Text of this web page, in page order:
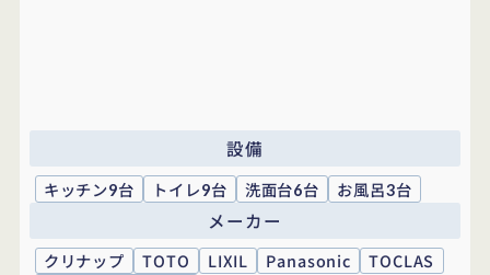
設備
キッチン9台 トイレ9台 洗面台6台 お風呂3台
メーカー
クリナップ TOTO LIXIL Panasonic
TOCLAS